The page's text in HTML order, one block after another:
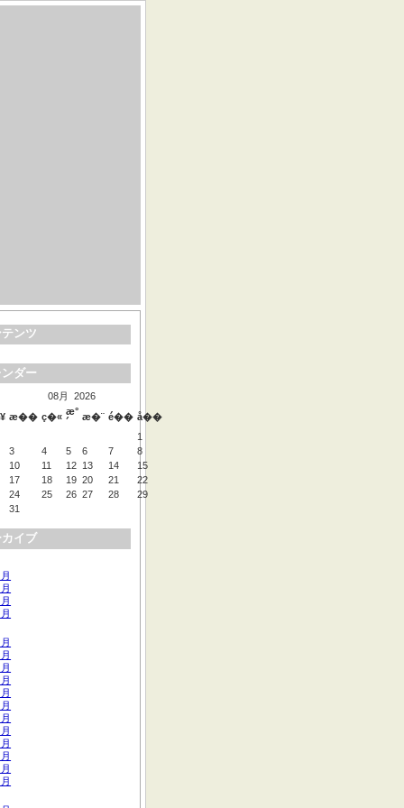
テンツ
ンダー
08月 2026
æ�� ç�« æ°
´
æ�¨ é�� å��
1
3 4 5 6 7
8
10 11 12 13 14
15
17 18 19 20 21
22
24 25 26 27 28
29
31
イブ